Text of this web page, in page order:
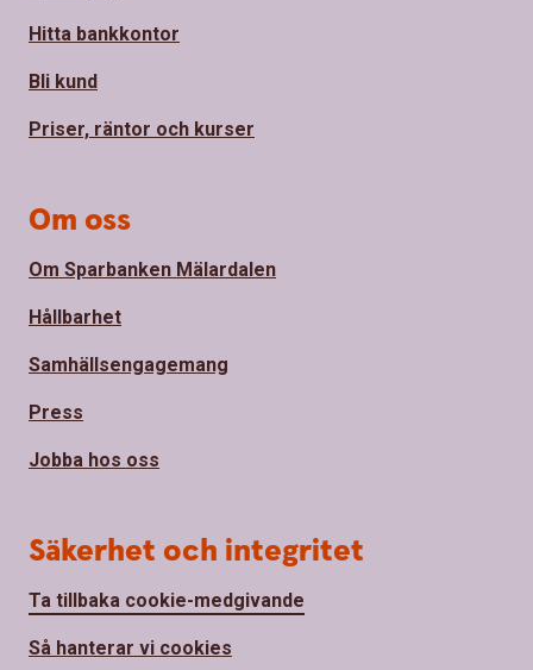
Hitta bankkontor
Bli kund
Priser, räntor och kurser
Om oss
Om Sparbanken Mälardalen
Hållbarhet
Samhällsengagemang
Press
Jobba hos oss
Säkerhet och integritet
Ta tillbaka cookie-medgivande
Så hanterar vi cookies